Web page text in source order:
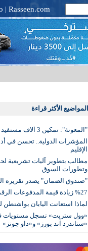
| Rasseen.com
المواضيع الأكثر قراءة
"المعونة": تمكين 3 آلاف مستفيد من الاستقرار بالعمل
المؤشرات الدولية.. تحسن في
الإقليم
مطالب بتطوير آليات تشريعية
وتطورات السوق
"صندوق الضمان" يصدر تقريره
%27 زيادة قيمة المدفوعات الرقمية
لماذا استعانت اليابان بواشنطن
«وول ستريت» تسجل مستويات
«ستاندرد آند بورز» و«داو جونز»